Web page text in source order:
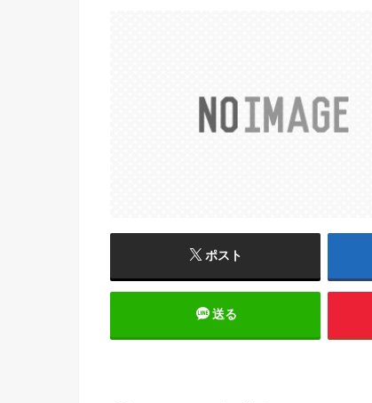
ポスト
送る